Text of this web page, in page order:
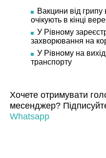
Вакцини від
очікують в кінці
У Рівному
захворювання на
У Рівному на
транспорту
Хочете отримувати
месенджер?
Whatsapp